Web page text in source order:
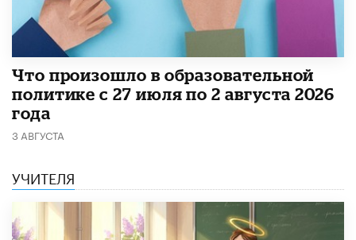
​Что произошло в образовательной
политике с 27 июля по 2 августа 2026
года
3 АВГУСТА
УЧИТЕЛЯ